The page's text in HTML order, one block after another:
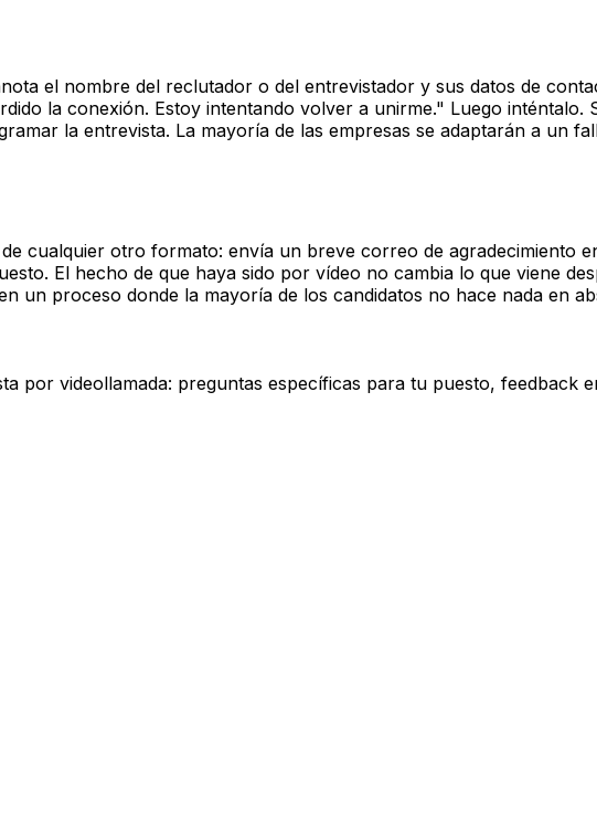
el nombre del reclutador o del entrevistador y sus datos de
la conexión. Estoy intentando volver a unirme." Luego
la entrevista. La mayoría de las empresas se adaptarán a un
cualquier otro formato: envía un breve correo de agradecimiento
El hecho de que haya sido por vídeo no cambia lo que viene
un proceso donde la mayoría de los candidatos no hace nada en
por videollamada: preguntas específicas para tu puesto, feedback